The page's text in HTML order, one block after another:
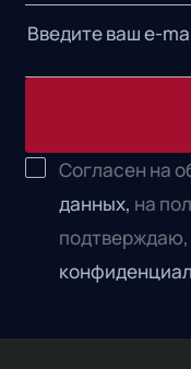
Согласен на
данных, на
подтверждаю,